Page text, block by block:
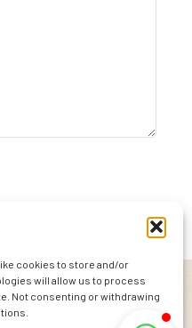
cookies to store and/or
will allow us to process
Not consenting or withdrawing